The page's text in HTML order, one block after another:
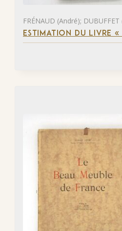
FRÉNAUD (André); DUBUFFET
ESTIMATION DU LIVRE